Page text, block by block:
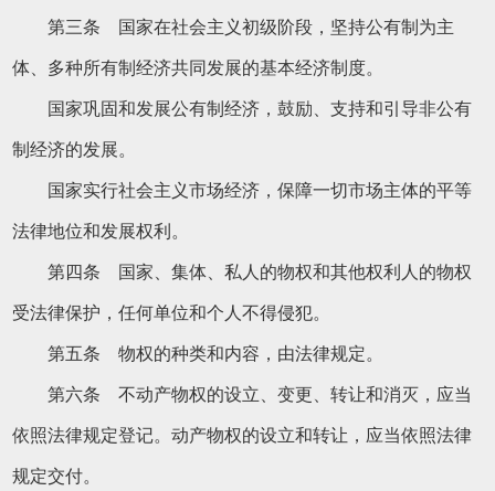
第三条 国家在社会主义初级阶段，坚持公有制为主
体、多种所有制经济共同发展的基本经济制度。
国家巩固和发展公有制经济，鼓励、支持和引导非公有
制经济的发展。
国家实行社会主义市场经济，保障一切市场主体的平等
法律地位和发展权利。
第四条 国家、集体、私人的物权和其他权利人的物权
受法律保护，任何单位和个人不得侵犯。
第五条 物权的种类和内容，由法律规定。
第六条 不动产物权的设立、变更、转让和消灭，应当
依照法律规定登记。动产物权的设立和转让，应当依照法律
规定交付。